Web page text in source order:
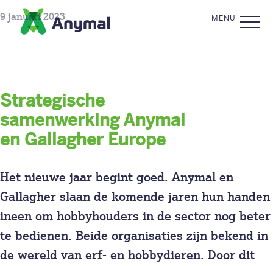
Skip to the content
MENU
Premium
I&R registratie
FAQ’s
9 januari 2023
Strategische
samenwerking Anymal
en Gallagher Europe
Het nieuwe jaar begint goed. Anymal en
Gallagher slaan de komende jaren hun handen
ineen om hobbyhouders in de sector nog beter
te bedienen. Beide organisaties zijn bekend in
de wereld van erf- en hobbydieren. Door dit